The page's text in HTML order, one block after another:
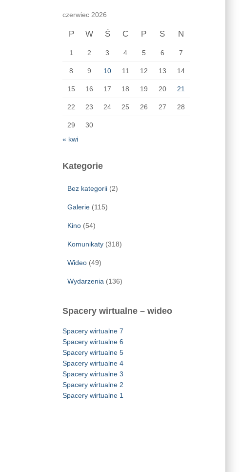
czerwiec 2026
P W Ś C P S N
1 2 3 4 5 6 7
8 9 10 11 12 13 14
15 16 17 18 19 20 21
22 23 24 25 26 27 28
29
30
« kwi
Kategorie
Bez kategorii(2)
Galerie(115)
Kino(54)
Komunikaty(318)
Wideo(49)
Wydarzenia(136)
Spacery wirtualne – wideo
Spacery wirtualne 7
Spacery wirtualne 6
Spacery wirtualne 5
Spacery wirtualne 4
Spacery wirtualne 3
Spacery wirtualne 2
Spacery wirtualne 1